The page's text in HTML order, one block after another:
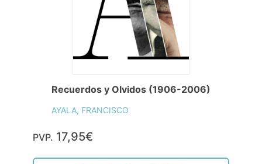
Recuerdos y Olvidos (1906-2006)
AYALA, FRANCISCO
PVP. 17,95€